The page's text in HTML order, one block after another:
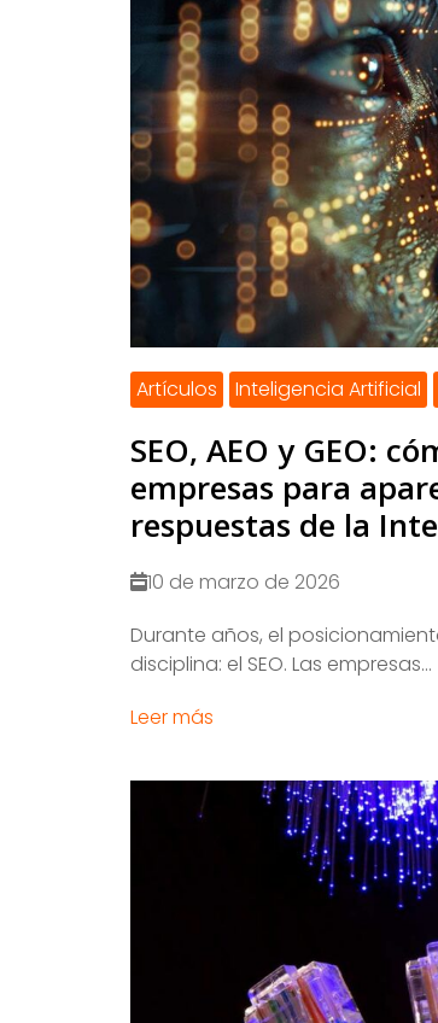
Artículos Inteligencia Artificial
SEO, AEO y GEO:
empresas para
respuestas de la
10 de marzo de 2026
​Durante años, el
disciplina: el SEO. Las empresas...
Leer más